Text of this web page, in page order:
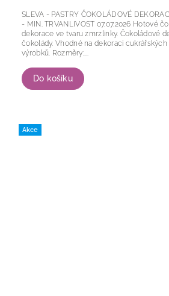
Do košíku
SLEVA - PASTRY ČOKOLÁDOVÉ
- MIN. TRVANLIVOST 07.07.2026 Hotové čokololádové
dekorace ve tvaru zmrzlinky. Čokoládové dekorace z mléčné
čokolády. Vhodné na dekoraci cukrářských a pekařských
výrobků. Rozměry:...
Akce